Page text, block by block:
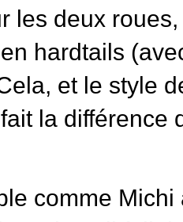
les deux
hardtails
et le style
la différence
comme